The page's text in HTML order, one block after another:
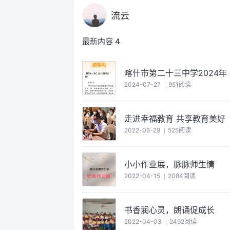
流云
最新内容 4
喀什市第二十三中学2024年
2024-07-27 951阅读
走进幸福教育 共享教育美好
2022-06-29 525阅读
小小作业展，脉脉师生情
2022-04-15 2084阅读
书香润心灵，朗诵促成长
2022-04-03 2492阅读